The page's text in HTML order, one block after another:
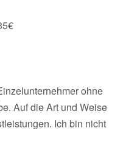
ohne
Auf die Art und Weise
Ich bin nicht